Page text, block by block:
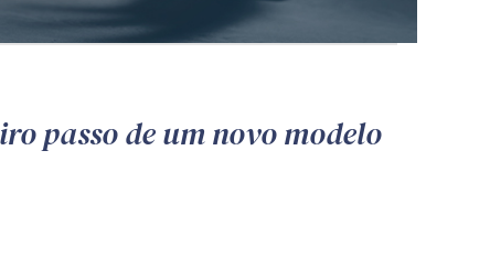
passo de um novo modelo